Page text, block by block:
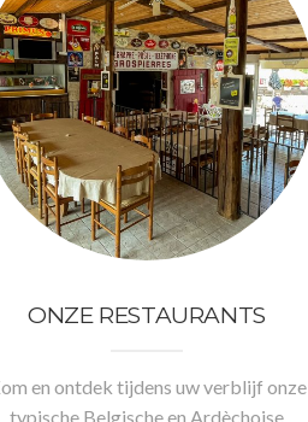
ONZE RESTAURANTS
en ontdek tijdens uw verblijf onze
typische Belgische en Ardèchoise